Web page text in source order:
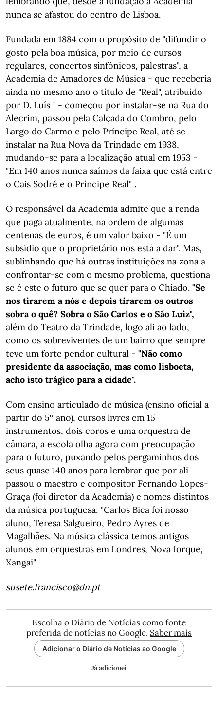
nunca se afastou do centro de Lisboa.
Fundada em 1884 com o propósito de "difundir o
gosto pela boa música, por meio de cursos
regulares, concertos sinfónicos, palestras", a
Academia de Amadores de Música - que receberia
ainda no mesmo ano o título de "Real", atribuído
por D. Luís I - começou por instalar-se na Rua do
Alecrim, passou pela Calçada do Combro, pelo
Largo do Carmo e pelo Príncipe Real, até se
instalar na Rua Nova da Trindade em 1938,
mudando-se para a localização atual em 1953 -
"Em 140 anos nunca saímos da faixa que está entre
o Cais Sodré e o Príncipe Real" .
O responsável da Academia admite que a renda
que paga atualmente, na ordem de algumas
centenas de euros, é um valor baixo - "É um
subsídio que o proprietário nos está a dar". Mas,
sublinhando que há outras instituições na zona a
confrontar-se com o mesmo problema, questiona
se é este o futuro que se quer para o Chiado. "Se
nos tirarem a nós e depois tirarem os outros
sobra o quê? Sobra o São Carlos e o São Luiz",
além do Teatro da Trindade, logo ali ao lado,
como os sobreviventes de um bairro que sempre
teve um forte pendor cultural - "Não como
presidente da associação, mas como lisboeta,
acho isto trágico para a cidade".
Com ensino articulado de música (ensino oficial a
partir do 5º ano), cursos livres em 15
instrumentos, dois coros e uma orquestra de
câmara, a escola olha agora com preocupação
para o futuro, puxando pelos pergaminhos dos
seus quase 140 anos para lembrar que por ali
passou o maestro e compositor Fernando Lopes-
Graça (foi diretor da Academia) e nomes distintos
da música portuguesa: "Carlos Bica foi nosso
aluno, Teresa Salgueiro, Pedro Ayres de
Magalhães. Na música clássica temos antigos
alunos em orquestras em Londres, Nova Iorque,
Xangai".
susete.francisco@dn.pt
Escolha o Diário de Notícias como fonte
preferida de notícias no Google. Saber mais
Adicionar o Diário de Notícias ao Google
Já adicionei